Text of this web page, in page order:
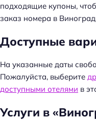
подходящие купоны,
заказ номера в
Доступные
На указанные даты
Пожалуйста, выберите
доступными отелями в
Услуги в
т
: